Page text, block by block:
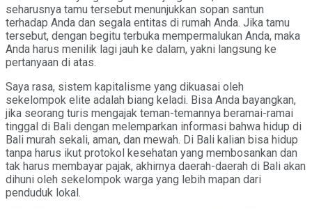
seharusnya tamu tersebut menunjukkan sopan santun
terhadap Anda dan segala entitas di rumah Anda. Jika tamu
tersebut, dengan begitu terbuka mempermalukan Anda, maka
Anda harus menilik lagi jauh ke dalam, yakni langsung ke
pertanyaan di atas.
Saya rasa, sistem kapitalisme yang dikuasai oleh
sekelompok elite adalah biang keladi. Bisa Anda bayangkan,
jika seorang turis mengajak teman-temannya beramai-ramai
tinggal di Bali dengan melemparkan informasi bahwa hidup di
Bali murah sekali, aman, dan mewah. Di Bali kalian bisa hidup
tanpa harus ikut protokol kesehatan yang membosankan dan
tak harus membayar pajak, akhirnya daerah-daerah di Bali akan
dihuni oleh sekelompok warga yang lebih mapan dari
penduduk lokal.